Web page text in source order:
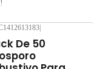
|
De 50